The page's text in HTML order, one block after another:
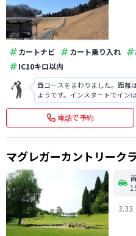
カートナビ カート乗り入れ
IC10キロ以内
西コースをまわりました。距離
ようです。インスタートでイン
なかったのですがアウトは写真
らない状況が多かった印象でし
く、フェアウェイも固く、常に
電話で予約
マグレガーカントリーク
3.33